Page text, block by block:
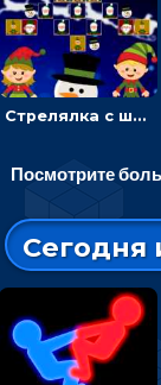
Стрелялка с шариками по рождественским эльфам
Посмотрите
Сегодня